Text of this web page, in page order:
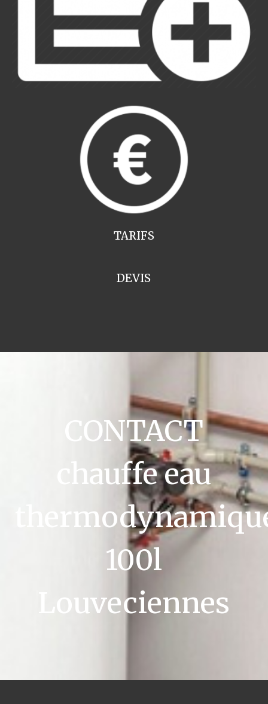
TARIFS
DEVIS
CONTACT
chauffe eau
100l
Louveciennes